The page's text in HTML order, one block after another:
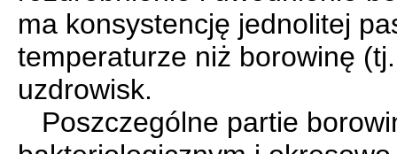
ma konsystencję jednolitej
temperaturze niż borowinę
uzdrowisk.
Poszczególne partie